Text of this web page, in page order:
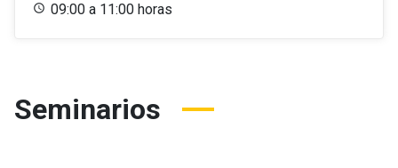
09:00 a 11:00 horas
Seminarios